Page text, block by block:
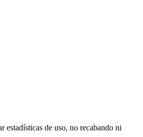
estadísticas de uso, no recabando ni